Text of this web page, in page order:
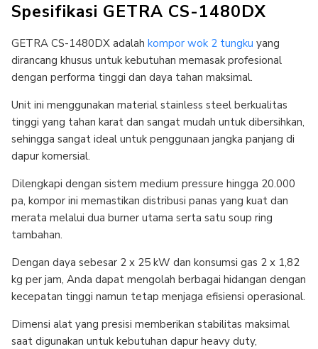
Spesifikasi GETRA CS-1480DX
GETRA CS-1480DX adalah kompor wok 2 tungku yang
dirancang khusus untuk kebutuhan memasak profesional
dengan performa tinggi dan daya tahan maksimal.
Unit ini menggunakan material stainless steel berkualitas
tinggi yang tahan karat dan sangat mudah untuk dibersihkan,
sehingga sangat ideal untuk penggunaan jangka panjang di
dapur komersial.
Dilengkapi dengan sistem medium pressure hingga 20.000
pa, kompor ini memastikan distribusi panas yang kuat dan
merata melalui dua burner utama serta satu soup ring
tambahan.
Dengan daya sebesar 2 x 25 kW dan konsumsi gas 2 x 1,82
kg per jam, Anda dapat mengolah berbagai hidangan dengan
kecepatan tinggi namun tetap menjaga efisiensi operasional.
Dimensi alat yang presisi memberikan stabilitas maksimal
saat digunakan untuk kebutuhan dapur heavy duty,